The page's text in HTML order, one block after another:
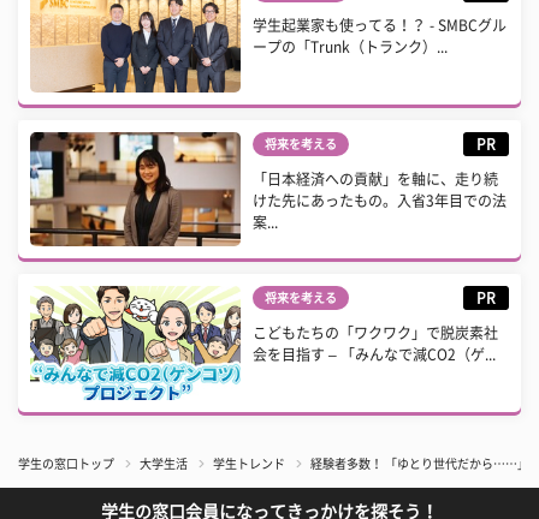
学生起業家も使ってる！？ - SMBCグル
ープの「Trunk（トランク）...
将来を考える PR
「日本経済への貢献」を軸に、走り続
けた先にあったもの。入省3年目での法
案...
将来を考える PR
こどもたちの「ワクワク」で脱炭素社
会を目指す – 「みんなで減CO2（ゲ...
学生の窓口トップ 大学生活 学生トレンド 経験者多数！ 「ゆとり世代だから……」
学生の窓口会員になってきっかけを探そう！